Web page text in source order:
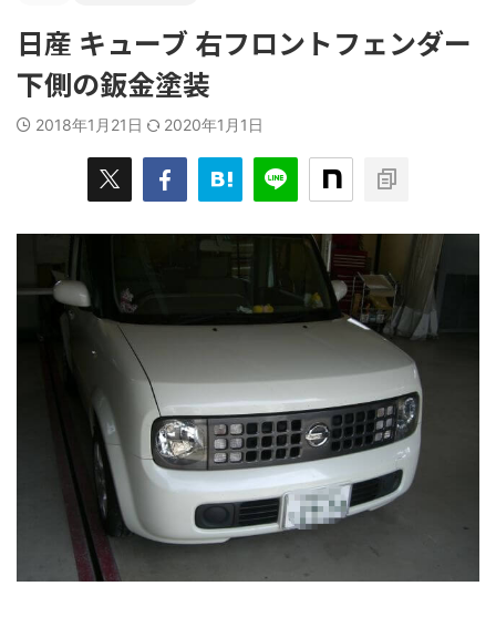
日産 キューブ 右フロントフェンダー
下側の鈑金塗装
2018年1月21日 2020年1月1日